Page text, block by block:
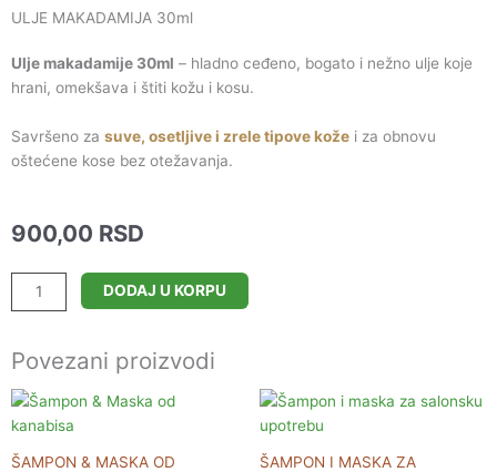
-
f
m
ULJE MAKADAMIJA 30ml
Ulje makadamije 30ml – hladno ceđeno, bogato i nežno ulje koje
hrani, omekšava i štiti kožu i kosu.
Savršeno za suve, osetljive i zrele tipove kože i za obnovu
oštećene kose bez otežavanja.
900,00 RSD
ULJE
MAKADAMIJA
količina
DODAJ U KORPU
Povezani proizvodi
ŠAMPON & MASKA OD
ŠAMPON I MASKA ZA